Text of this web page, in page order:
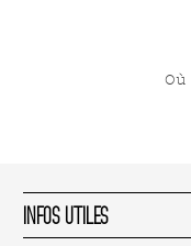
Infos Utiles